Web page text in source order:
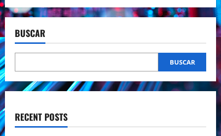
BUSCAR
BUSCAR
RECENT POSTS